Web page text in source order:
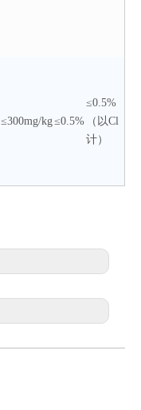
≤300mg/kg≤0.5%
≤0.5%
（以Cl
计）